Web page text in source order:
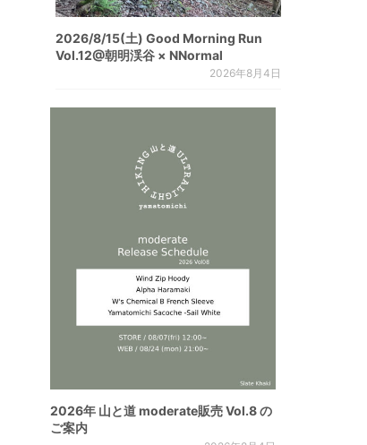
2026/8/15(土) Good Morning Run
Vol.12@朝明渓谷 × NNormal
2026年8月4日
2026年 山と道 moderate販売 Vol.8 の
ご案内